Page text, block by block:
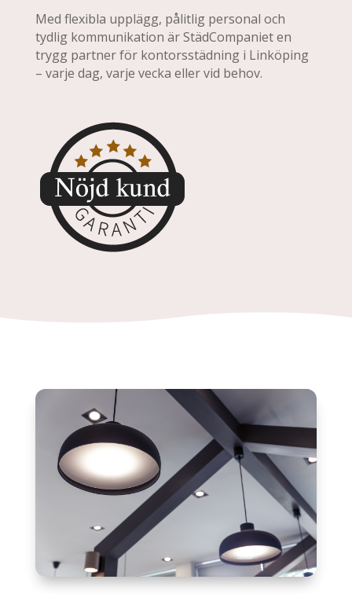
Med flexibla upplägg, pålitlig personal och
tydlig kommunikation är StädCompaniet en
trygg partner för kontorsstädning i Linköping
– varje dag, varje vecka eller vid behov.